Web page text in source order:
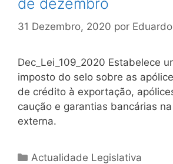
de dezembro
31 Dezembro, 2020 por
Dec_Lei_109_2020 Estabelece
imposto do selo sobre as
de crédito à exportação,
caução e garantias bancárias
externa.
Categorias
Actualidade Legislativa